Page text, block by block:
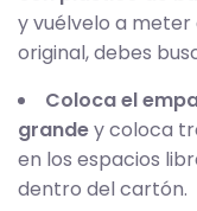
y vuélvelo a meter
original, debes
Coloca el
grandey coloca
en los espacios
dentro del cartón.